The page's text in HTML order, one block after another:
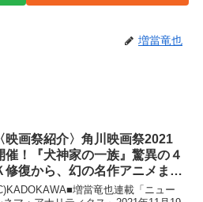
増當竜也
〈映画祭紹介〉角川映画祭2021
催！『犬神家の一族』驚異の４
修復から、幻の名作アニメまで
作品！
増當竜也連載「ニュー